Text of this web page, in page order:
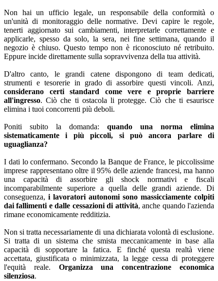
Non hai un ufficio legale, un responsabile della conformità o
un'unità di monitoraggio delle normative. Devi capire le regole,
tenerti aggiornato sui cambiamenti, interpretarle correttamente e
applicarle, spesso da solo, la sera, nei fine settimana, quando il
negozio è chiuso. Questo tempo non è riconosciuto né retribuito.
Eppure incide direttamente sulla sopravvivenza della tua attività.
D'altro canto, le grandi catene dispongono di team dedicati,
strumenti e tesorerie in grado di assorbire questi vincoli. Anzi,
considerano certi standard come vere e proprie barriere
all'ingresso. Ciò che ti ostacola li protegge. Ciò che ti esaurisce
elimina i tuoi concorrenti più deboli.
Poniti subito la domanda: quando una norma elimina
sistematicamente i più piccoli, si può ancora parlare di
uguaglianza?
I dati lo confermano. Secondo la Banque de France, le piccolissime
imprese rappresentano oltre il 95% delle aziende francesi, ma hanno
una capacità di assorbire gli shock normativi e fiscali
incomparabilmente superiore a quella delle grandi aziende. Di
conseguenza, i lavoratori autonomi sono massicciamente colpiti
dai fallimenti e dalle cessazioni di attività, anche quando l'azienda
rimane economicamente redditizia.
Non si tratta necessariamente di una dichiarata volontà di esclusione.
Si tratta di un sistema che smista meccanicamente in base alla
capacità di sopportare la fatica. E finché questa realtà viene
accettata, giustificata o minimizzata, la legge cessa di proteggere
l'equità reale. Organizza una concentrazione economica
silenziosa.